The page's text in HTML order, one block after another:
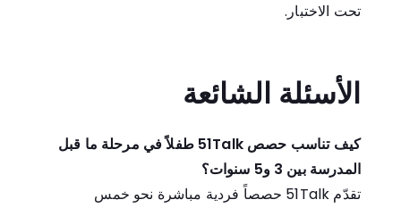
تحت الاختبار.
الأسئلة الشائعة
كيف تناسب حصص 51Talk طفلاً في مرحلة ما قبل
المدرسة بين 3 و5 سنوات؟
تقدّم 51Talk حصصاً فردية مباشرة نحو خمس